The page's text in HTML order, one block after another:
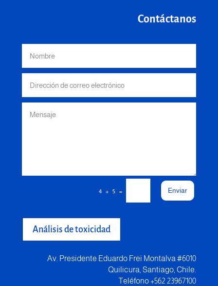
Contáctanos
4 + 5 = Enviar
Análisis de toxicidad
Av. Presidente Eduardo Frei Montalva #6010
Quilicura, Santiago, Chile.
Teléfono +562 23967100